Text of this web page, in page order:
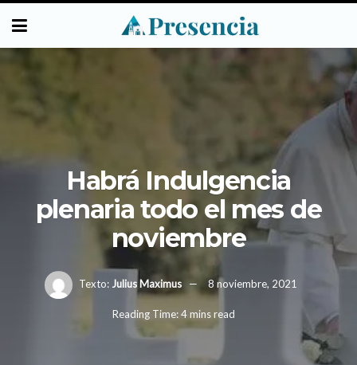
Habrá Indulgencia
plenaria todo el mes de
noviembre
Texto: Julius Maximus 8 noviembre, 2021
Reading Time: 4 mins read